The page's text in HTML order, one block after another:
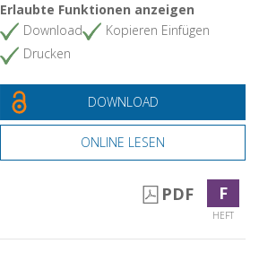
Erlaubte Funktionen anzeigen
Download
Kopieren Einfügen
Drucken
DOWNLOAD
ONLINE LESEN
PDF F
HEFT